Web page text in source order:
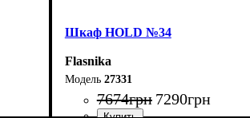
Шкаф НOLD №34
Flasnika
27331
7674грн 7290грн